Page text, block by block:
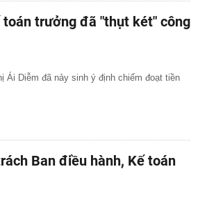
toán trưởng đã "thụt két" công
Ái Diễm đã nảy sinh ý định chiếm đoạt tiền
Ban điều hành, Kế toán